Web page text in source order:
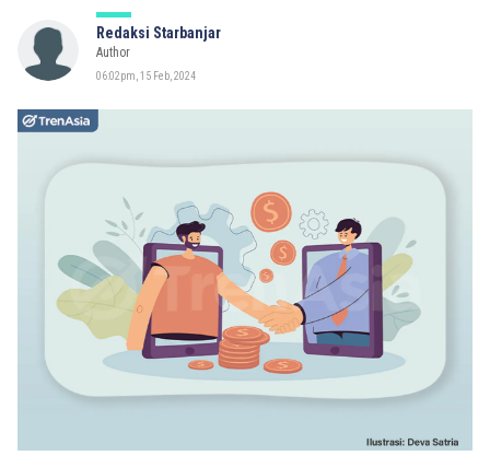
Redaksi Starbanjar
Author
06:02pm, 15 Feb, 2024